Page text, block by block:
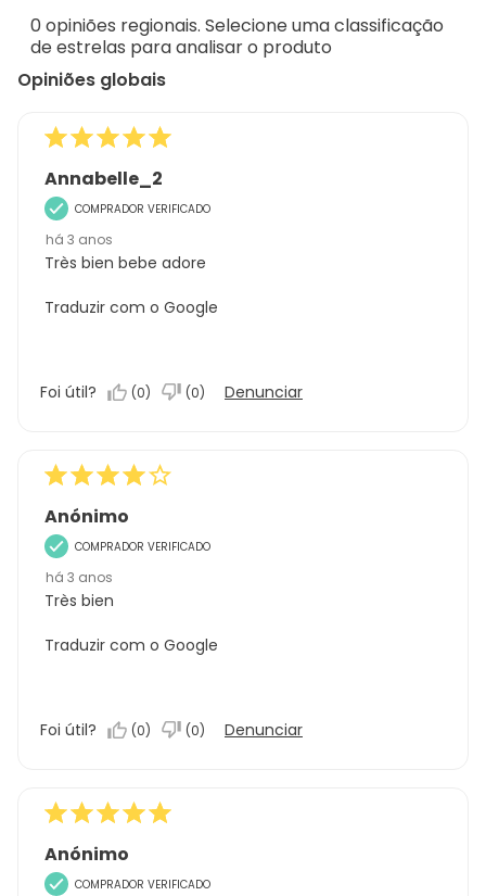
análises
0 opiniões regionais. Selecione uma classificação
de estrelas para analisar o produto
Opiniões globais
Annabelle_2
COMPRADOR VERIFICADO
há 3 anos
Très bien bebe adore
Traduzir com o Google
Foi útil? (0) (0) Denunciar
Anónimo
COMPRADOR VERIFICADO
há 3 anos
Très bien
Traduzir com o Google
Foi útil? (0) (0) Denunciar
Anónimo
COMPRADOR VERIFICADO